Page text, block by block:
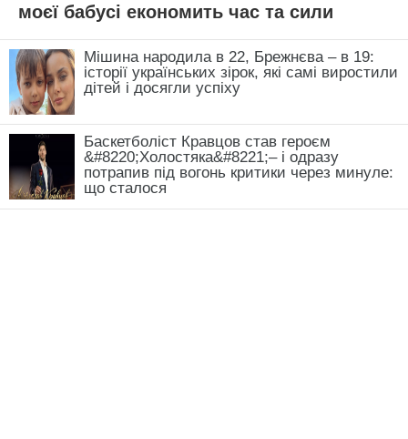
моєї бабусі економить час та сили
Мішина народила в 22, Брежнєва – в 19:
історії українських зірок, які самі виростили
дітей і досягли успіху
Баскетболіст Кравцов став героєм
&#8220;Холостяка&#8221;– і одразу
потрапив під вогонь критики через минуле:
що сталося